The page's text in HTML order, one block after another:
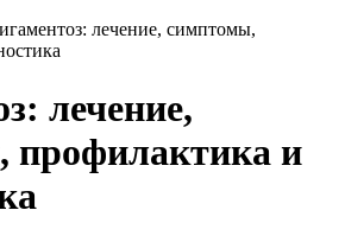
лечение, симптомы,
лечение,
профилактика и